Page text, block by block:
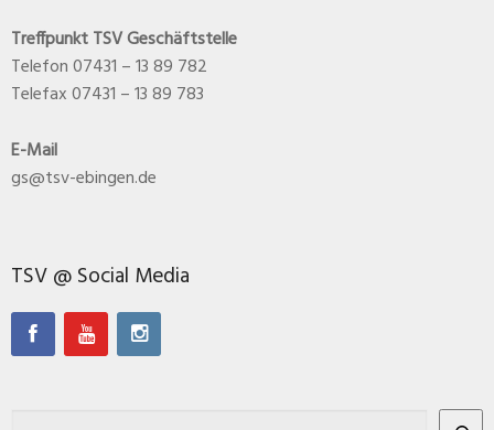
Treffpunkt TSV Geschäftstelle
Telefon 07431 – 13 89 782
Telefax 07431 – 13 89 783
E-Mail
gs@tsv-ebingen.de
TSV @ Social Media